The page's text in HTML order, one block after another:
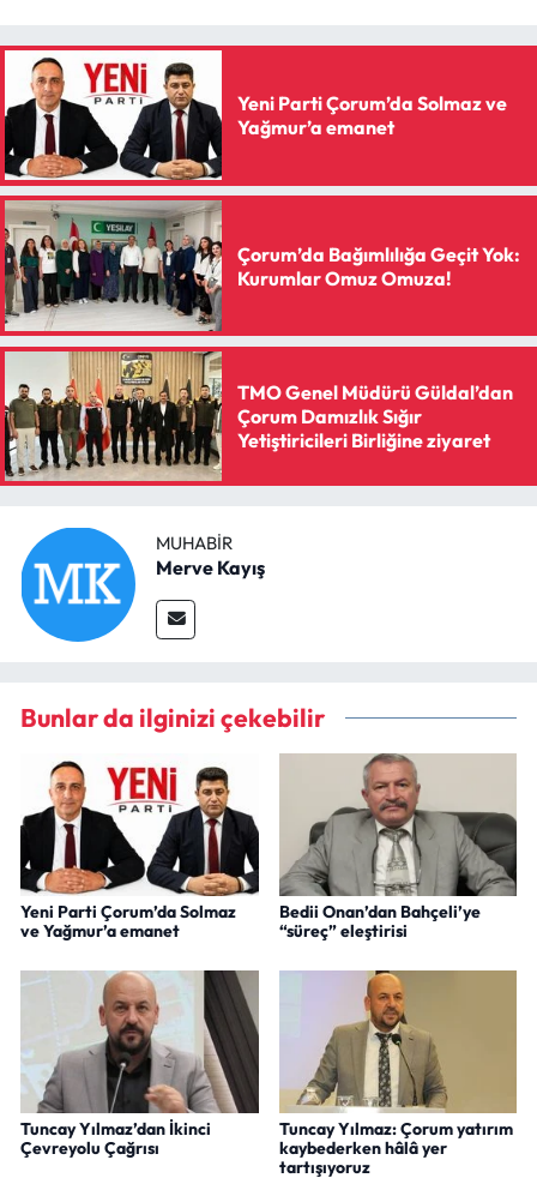
Yeni Parti Çorum’da Solmaz ve
Yağmur’a emanet
Çorum’da Bağımlılığa Geçit Yok:
Kurumlar Omuz Omuza!
TMO Genel Müdürü Güldal’dan
Çorum Damızlık Sığır
Yetiştiricileri Birliğine ziyaret
MUHABIR
Merve Kayış
Bunlar da ilginizi çekebilir
Yeni Parti Çorum’da Solmaz
ve Yağmur’a emanet
Bedii Onan’dan Bahçeli’ye
“süreç” eleştirisi
Tuncay Yılmaz’dan İkinci
Çevreyolu Çağrısı
Tuncay Yılmaz: Çorum yatırım
kaybederken hâlâ yer
tartışıyoruz
Sağlık
Siyaset
Spor
Sungurlu Haberleri
Turizm
Uğurludağ Haberleri
Yaşam
Yayla Haber
Yemek Tarifleri
Yerel Haberler